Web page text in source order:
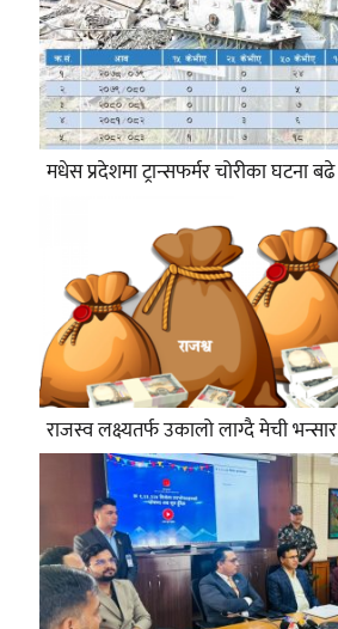
मधेस प्रदेशमा ट्रान्सफर्मर चोरीका घटना बढे
राजस्व लक्ष्यतर्फ उकालो लाग्दै मेची भन्सार